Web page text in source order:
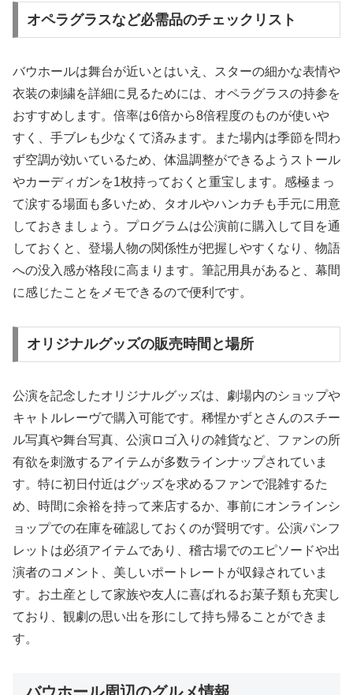
オペラグラスなど必需品のチェックリスト
バウホールは舞台が近いとはいえ、スターの細かな表情や
衣装の刺繍を詳細に見るためには、オペラグラスの持参を
おすすめします。倍率は6倍から8倍程度のものが使いや
すく、手ブレも少なくて済みます。また場内は季節を問わ
ず空調が効いているため、体温調整ができるようストール
やカーディガンを1枚持っておくと重宝します。感極まっ
て涙する場面も多いため、タオルやハンカチも手元に用意
しておきましょう。プログラムは公演前に購入して目を通
しておくと、登場人物の関係性が把握しやすくなり、物語
への没入感が格段に高まります。筆記用具があると、幕間
に感じたことをメモできるので便利です。
オリジナルグッズの販売時間と場所
公演を記念したオリジナルグッズは、劇場内のショップや
キャトルレーヴで購入可能です。稀惺かずとさんのスチー
ル写真や舞台写真、公演ロゴ入りの雑貨など、ファンの所
有欲を刺激するアイテムが多数ラインナップされていま
す。特に初日付近はグッズを求めるファンで混雑するた
め、時間に余裕を持って来店するか、事前にオンラインシ
ョップでの在庫を確認しておくのが賢明です。公演パンフ
レットは必須アイテムであり、稽古場でのエピソードや出
演者のコメント、美しいポートレートが収録されていま
す。お土産として家族や友人に喜ばれるお菓子類も充実し
ており、観劇の思い出を形にして持ち帰ることができま
す。